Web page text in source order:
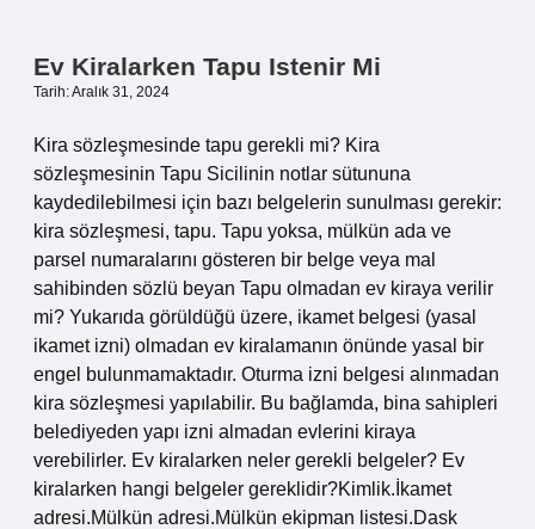
Ev Kiralarken Tapu Istenir Mi
Tarih: Aralık 31, 2024
Kira sözleşmesinde tapu gerekli mi? Kira
sözleşmesinin Tapu Sicilinin notlar sütununa
kaydedilebilmesi için bazı belgelerin sunulması gerekir:
kira sözleşmesi, tapu. Tapu yoksa, mülkün ada ve
parsel numaralarını gösteren bir belge veya mal
sahibinden sözlü beyan Tapu olmadan ev kiraya verilir
mi? Yukarıda görüldüğü üzere, ikamet belgesi (yasal
ikamet izni) olmadan ev kiralamanın önünde yasal bir
engel bulunmamaktadır. Oturma izni belgesi alınmadan
kira sözleşmesi yapılabilir. Bu bağlamda, bina sahipleri
belediyeden yapı izni almadan evlerini kiraya
verebilirler. Ev kiralarken neler gerekli belgeler? Ev
kiralarken hangi belgeler gereklidir?Kimlik.İkamet
adresi.Mülkün adresi.Mülkün ekipman listesi.Dask